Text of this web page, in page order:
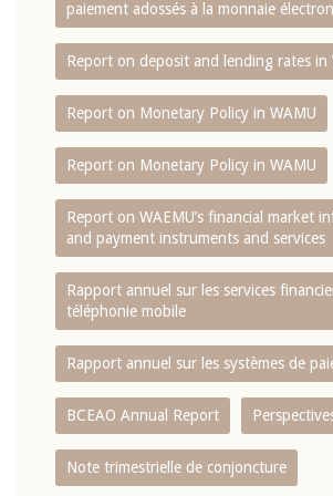
paiement adossés à la monnaie
Report on deposit and lending rates in
Report on Monetary Policy in WAMU
Report on Monetary Policy in WAMU
Report on WAEMU’s financial market
and payment instruments and services
Rapport annuel sur les services
téléphonie mobile
Rapport annuel sur les systèmes de
BCEAO Annual Report
Note trimestrielle de conjoncture